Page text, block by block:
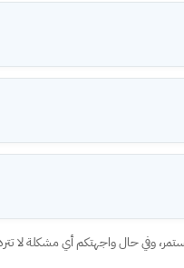
وفي حال واجهتكم أي مشكلة لا